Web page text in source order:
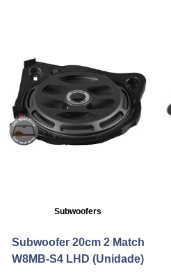
Subwoofers
Subwoofer 20cm 2 Match
W8MB-S4 LHD (Unidade)